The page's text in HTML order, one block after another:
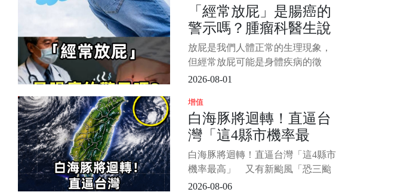
一家三口的合照流出，讓外界發現
她的孩子父親竟然是曾經爆炸醜聞
中的某位熟人，網友紛紛表示「這
反轉簡直比電視劇還瘋狂！」 1/4
「經常放屁」是腸癌的
警示嗎？腫瘤科醫生說
「這3個癥狀」才是腸癌
信號
放屁是我們人體正常的生理現象，
但經常放屁可能是身體疾病的徵
兆，然而，是否經常放屁意味著腸
放屁與腸癌有什麼直接聯繫。 那麼
為什麼有些人會經常放屁？ 而腸癌
的警示信號又有哪些呢？ 今天我們
來簡單介紹一下： 1/6 為什麼有些
2026-08-01
增值
白海豚將迴轉！直逼台
灣「這4縣市機率最
高」 又有新颱風「恐
三颱共舞」
白海豚將迴轉！直逼台灣「這4縣市
機率最高」 又有新颱風「恐三颱
共舞」 1/5 西北太平洋海域颱風接
2026-08-06